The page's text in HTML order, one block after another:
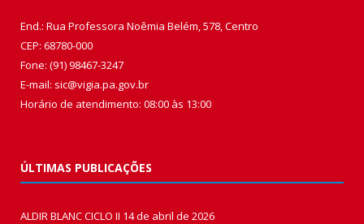
End.: Rua Professora Noêmia Belém, 578, Centro
CEP: 68780-000
Fone: (91) 98467-3247
E-mail: sic@vigia.pa.gov.br
Horário de atendimento: 08:00 às 13:00
ÚLTIMAS PUBLICAÇÕES
ALDIR BLANC CICLO II 14 de abril de 2026